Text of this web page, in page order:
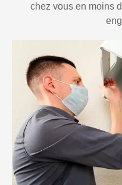
chez vous en moins